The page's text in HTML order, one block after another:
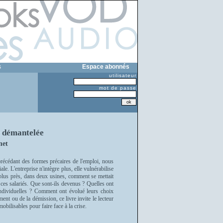
Espace abonnés
utilisateur
mot de passe
des formes précaires de l'emploi, nous
L'entreprise n'intègre plus, elle vulnérabilise
près, dans deux usines, comment se mettait
salariés. Que sont-ils devenus ? Quelles ont
? Comment ont évolué leurs choix
ou de la démission, ce livre invite le lecteur
pour faire face à la crise.